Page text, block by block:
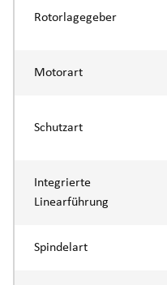
Rotorlagegeber
Motorart
Schutzart
Integrierte
Linearführung
Spindelart